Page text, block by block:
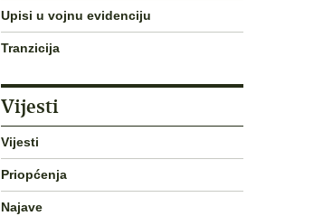
Upisi u vojnu evidenciju
Tranzicija
Vijesti
Vijesti
Priopćenja
Najave